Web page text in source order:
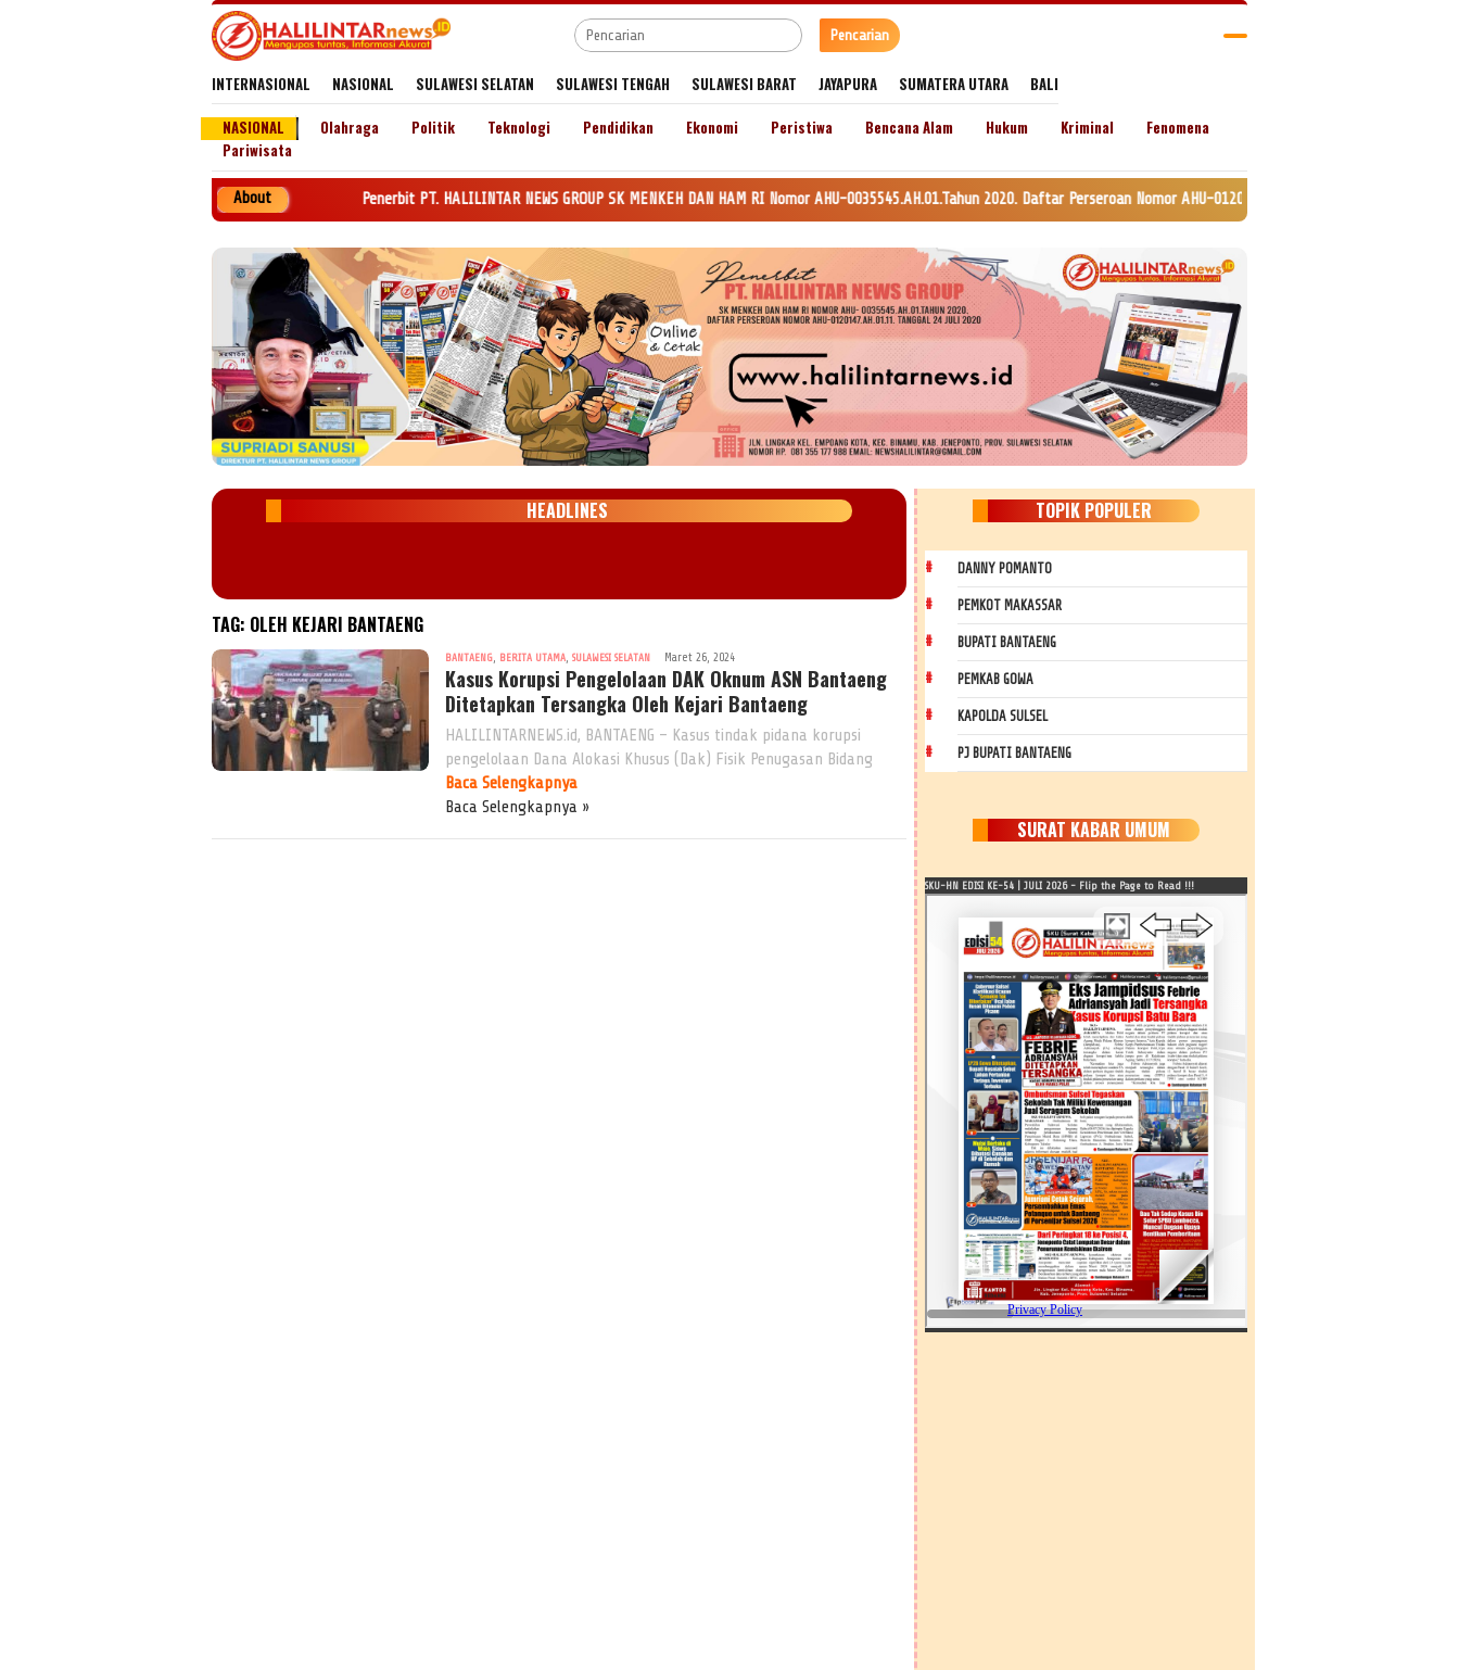
Pencarian
INTERNASIONAL NASIONAL SULAWESI SELATAN SULAWESI TENGAH SULAWESI BARAT JAYAPURA SUMATERA UTARA
BALI
NASIONAL
Olahraga Politik Teknologi Pendidikan Ekonomi Peristiwa Bencana Alam Hukum Kriminal
Fenomena
Pariwisata
About Penerbit PT. HALILINTAR NEWS GROUP SK MENKEH DAN HAM RI Nomor AHU-0035545.AH.01.Tahun 2020. Daftar Perseroan Nomor AHU-0120147.AH.01.11. Tanggal 24 Juli 2020.
HEADLINES
TAG: OLEH KEJARI BANTAENG
BANTAENG, BERITA UTAMA, SULAWESI SELATAN Maret 26, 2024
Kasus Korupsi Pengelolaan DAK Oknum ASN Bantaeng
Ditetapkan Tersangka Oleh Kejari Bantaeng
HALILINTARNEWS.id, BANTAENG – Kasus tindak pidana korupsi
pengelolaan Dana Alokasi Khusus (Dak) Fisik Penugasan Bidang
Baca Selengkapnya
Baca Selengkapnya »
TOPIK POPULER
DANNY POMANTO
PEMKOT MAKASSAR
BUPATI BANTAENG
PEMKAB GOWA
KAPOLDA SULSEL
PJ BUPATI BANTAENG
SURAT KABAR UMUM
SKU-HN EDISI KE-54 | JULI 2026 - Flip the Page to Read !!!